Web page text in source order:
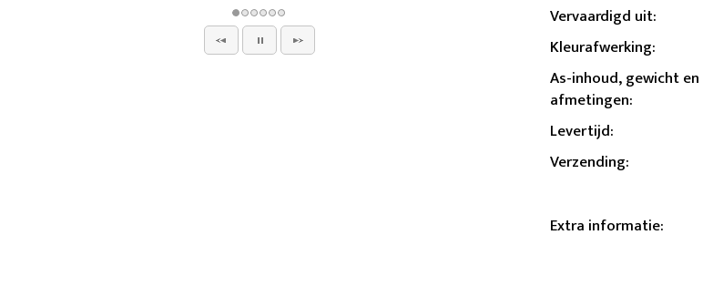
Vervaardigd uit:
Kleurafwerking:
As-inhoud, gewicht en
afmetingen:
Levertijd:
Verzending:
Extra informatie: